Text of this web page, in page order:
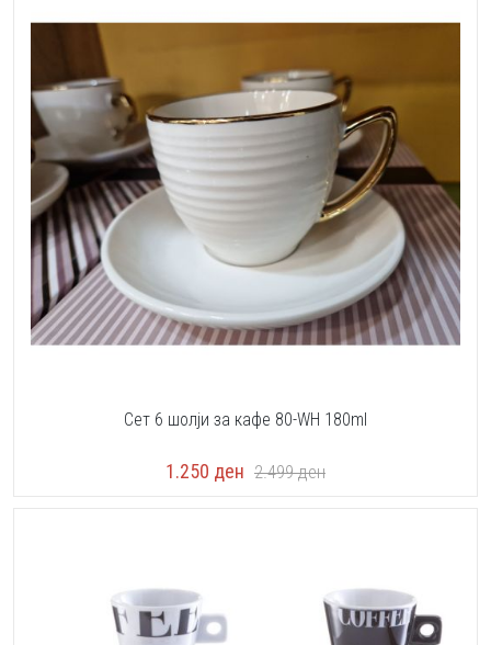
Сет 6 шолји за кафе 80-WH 180ml
1.250 ден 2.499ден